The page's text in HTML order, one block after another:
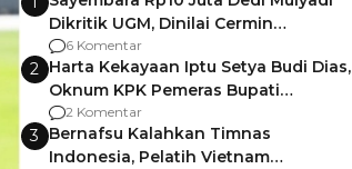
Dikritik UGM, Dinilai Cermin
Gagalnya Negara Jamin Keamanan
6 Komentar
2 Harta Kekayaan Iptu Setya Budi Dias,
Oknum KPK Pemeras Bupati
Pemalang
2 Komentar
3 Bernafsu Kalahkan Timnas
Indonesia, Pelatih Vietnam